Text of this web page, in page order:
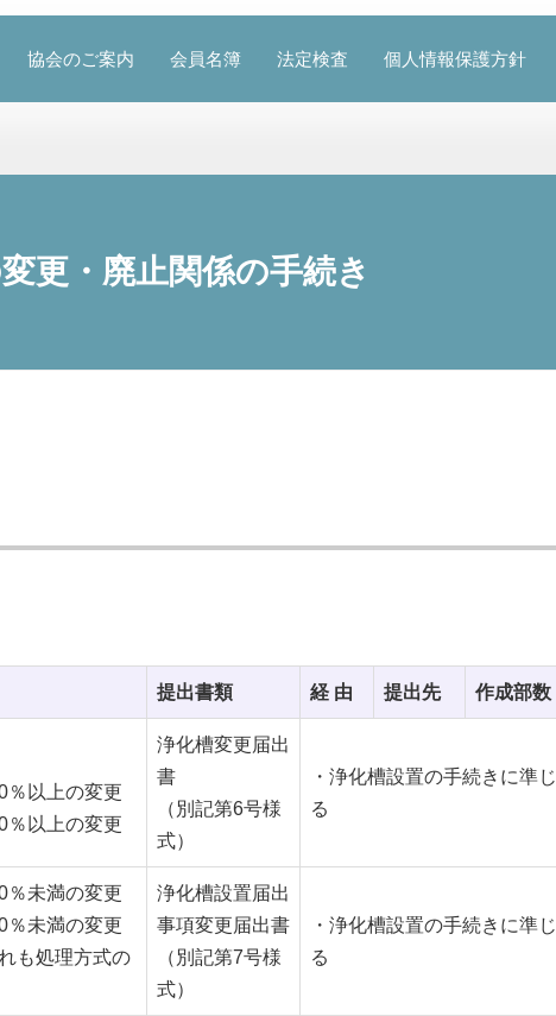
協会のご案内 会員名簿 法定検査 個人情報保護方針
更・廃止関係の手続き
提出書類 経 由 提出先 作成部数
％以上の変更
％以上の変更
浄化槽変更届出
書
（別記第6号様
式）
・浄化槽設置の手続きに準じ
る
％未満の変更
％未満の変更
も処理方式の
浄化槽設置届出
事項変更届出書
（別記第7号様
式）
・浄化槽設置の手続きに準じ
る